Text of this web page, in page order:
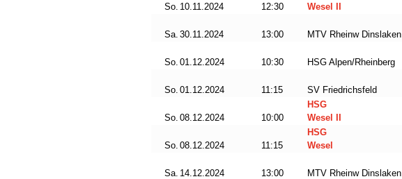
So. 10.11.2024 12:30
Wesel II
Sa. 30.11.2024 13:00 MTV Rheinw Dinslaken
So. 01.12.2024 10:30 HSG Alpen/Rheinberg
So. 01.12.2024 11:15 SV Friedrichsfeld
So. 08.12.2024 10:00
HSG
Wesel II
So. 08.12.2024 11:15
HSG
Wesel
Sa. 14.12.2024 13:00 MTV Rheinw Dinslaken